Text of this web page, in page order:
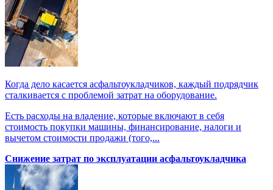
Когда дело касается асфальтоукладчиков, каждый подрядчик
сталкивается с проблемой затрат на оборудование.
Есть расходы на владение, которые включают в себя
стоимость покупки машины, финансирование, налоги и
вычетом стоимости продажи (того,...
Снижение затрат по эксплуатации асфальтоукладчика